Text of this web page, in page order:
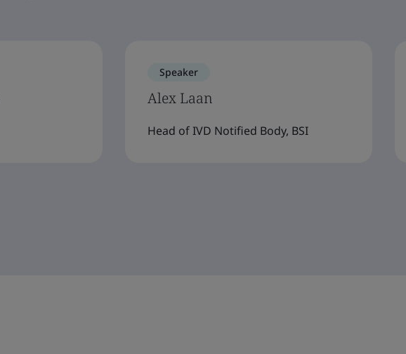
Speaker
Alex Laan
Head of IVD Notified Body, BSI